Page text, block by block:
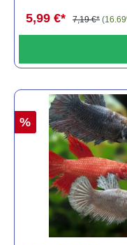
5,99 €* 7,19 €*
%